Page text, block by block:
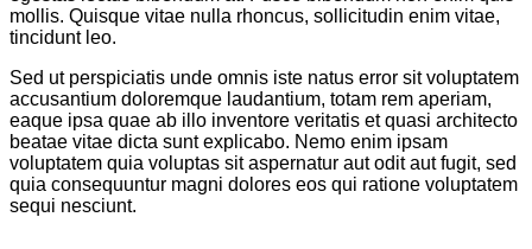
mollis. Quisque vitae nulla rhoncus, sollicitudin enim vitae,
tincidunt leo.
Sed ut perspiciatis unde omnis iste natus error sit voluptatem
accusantium doloremque laudantium, totam rem aperiam,
eaque ipsa quae ab illo inventore veritatis et quasi architecto
beatae vitae dicta sunt explicabo. Nemo enim ipsam
voluptatem quia voluptas sit aspernatur aut odit aut fugit, sed
quia consequuntur magni dolores eos qui ratione voluptatem
sequi nesciunt.